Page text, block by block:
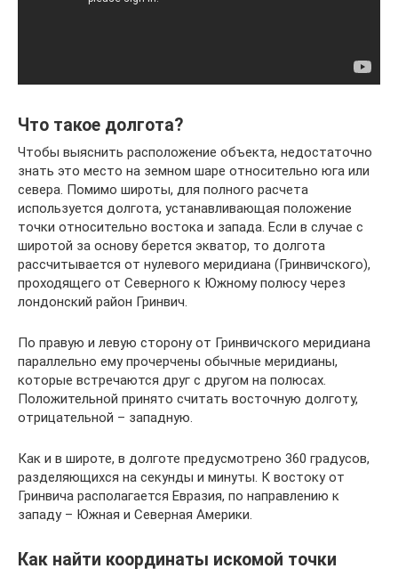
Что такое долгота?
Чтобы выяснить расположение объекта, недостаточно
знать это место на земном шаре относительно юга или
севера. Помимо широты, для полного расчета
используется долгота, устанавливающая положение
точки относительно востока и запада. Если в случае с
широтой за основу берется экватор, то долгота
рассчитывается от нулевого меридиана (Гринвичского),
проходящего от Северного к Южному полюсу через
лондонский район Гринвич.
По правую и левую сторону от Гринвичского меридиана
параллельно ему прочерчены обычные меридианы,
которые встречаются друг с другом на полюсах.
Положительной принято считать восточную долготу,
отрицательной – западную.
Как и в широте, в долготе предусмотрено 360 градусов,
разделяющихся на секунды и минуты. К востоку от
Гринвича располагается Евразия, по направлению к
западу – Южная и Северная Америки.
Как найти координаты искомой точки